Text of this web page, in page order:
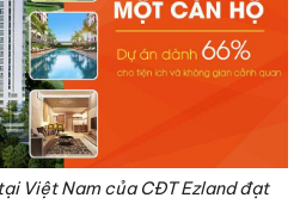
Việt Nam của CĐT Ezland đạt